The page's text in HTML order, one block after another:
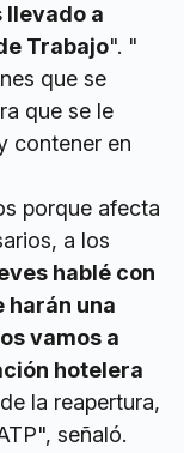
llevado a
Trabajo". "
que se
que se le
contener en
porque afecta
a los
hablé con
harán una
vamos a
hotelera
la reapertura,
señaló.